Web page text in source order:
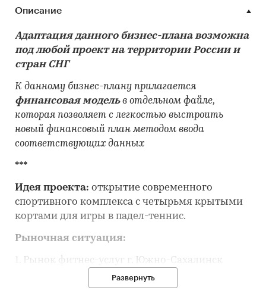
Описание
Адаптация данного бизнес-плана возможна
под любой проект на территории России и
стран СНГ
К данному бизнес-плану прилагается
финансовая модельв отдельном файле,
которая позволяет с легкостью выстроить
новый финансовый план методом ввода
соответствующих данных
***
Идея проекта: открытие современного
спортивного комплекса с четырьмя крытыми
кортами для игры в падел-теннис.
Рыночная ситуация:
1. Рынок фитнес-услуг г. Южно-Сахалинск
достигнет отметки в *** млн руб. до конца 2030
г. Ежегодно абонементы в спортзалы покупают
Развернуть